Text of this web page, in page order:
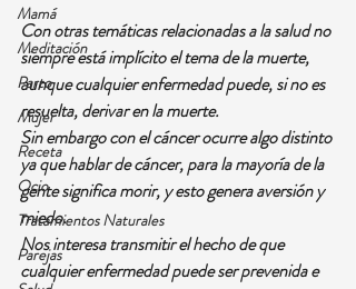
Mamá
Meditación
Parto
Mujer
Receta
Ocio
Tratamientos Naturales
Parejas
Con otras temáticas relacionadas a la salud no
siempre está implícito el tema de la muerte,
aunque cualquier enfermedad puede, si no es
resuelta, derivar en la muerte.
Sin embargo con el cáncer ocurre algo distinto
ya que hablar de cáncer, para la mayoría de la
gente significa morir, y esto genera aversión y
miedo.
Nos interesa transmitir el hecho de que
cualquier enfermedad puede ser prevenida e